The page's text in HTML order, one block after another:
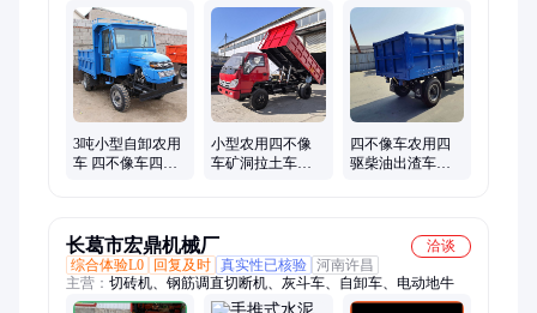
用自卸车、四驱农用车、四不像运输车、履带车、抓木机、随车
挖、随车吊、吊挖一体运输车、翻斗车、五轮车、矿用车、柴油
农用车、矿用运输车、四驱柴油车、单缸柴油车、农用车、毛竹
车
3吨小型自卸农用
车 四不像车四驱
小型农用四不像
车矿洞拉土车井
四不像车农用四
驱柴油出渣车井
长葛市宏鼎机械厂
洽谈
综合体验L0
回复及时 真实性已核验 河南许昌
主营： 切砖机、钢筋调直切断机、灰斗车、自卸车、电动地牛